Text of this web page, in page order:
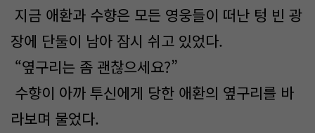
지금 애환과 수향은 모든 영웅들이 떠난 텅 빈 광
장에 단둘이 남아 잠시 쉬고 있었다.
“옆구리는 좀 괜찮으세요?”
수향이 아까 투신에게 당한 애환의 옆구리를 바
라보며 물었다.